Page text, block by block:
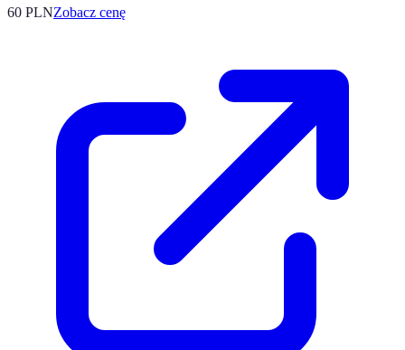
60 PLNZobacz cenę